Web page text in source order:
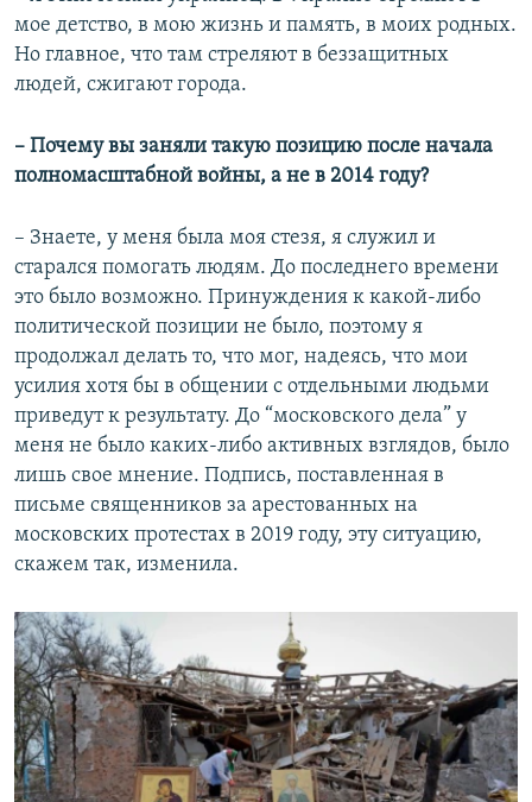
мое детство, в мою жизнь и память, в моих родных.
Но главное, что там стреляют в беззащитных
людей, сжигают города.
– Почему вы заняли такую позицию после начала
полномасштабной войны, а не в 2014 году?
– Знаете, у меня была моя стезя, я служил и
старался помогать людям. До последнего времени
это было возможно. Принуждения к какой-либо
политической позиции не было, поэтому я
продолжал делать то, что мог, надеясь, что мои
усилия хотя бы в общении с отдельными людьми
приведут к результату. До “московского дела” у
меня не было каких-либо активных взглядов, было
лишь свое мнение. Подпись, поставленная в
письме священников за арестованных на
московских протестах в 2019 году, эту ситуацию,
скажем так, изменила.